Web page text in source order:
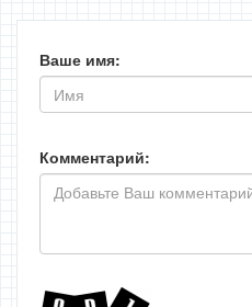
Ваше имя:
Комментарий: